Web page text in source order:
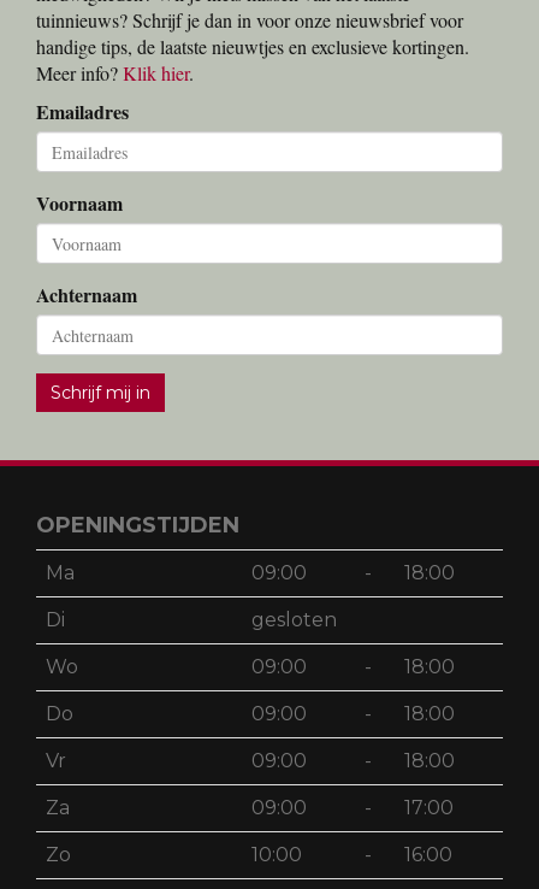
tuinnieuws? Schrijf je dan in voor onze nieuwsbrief voor
handige tips, de laatste nieuwtjes en exclusieve kortingen.
Meer info?Klik hier.
Emailadres
Voornaam
Achternaam
Schrijf mij in
OPENINGSTIJDEN
Ma 09:00 - 18:00
Di gesloten
Wo 09:00 - 18:00
Do 09:00 - 18:00
Vr 09:00 - 18:00
Za 09:00 - 17:00
Zo 10:00 - 16:00